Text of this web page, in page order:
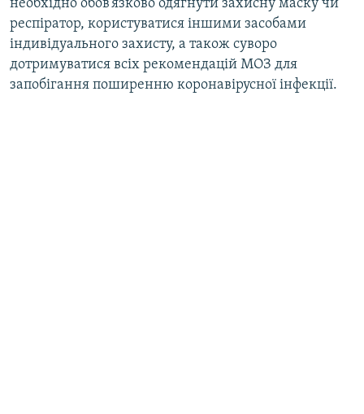
необхідно обов’язково одягнути захисну маску чи
респіратор, користуватися іншими засобами
індивідуального захисту, а також суворо
дотримуватися всіх рекомендацій МОЗ для
запобігання поширенню коронавірусної інфекції.